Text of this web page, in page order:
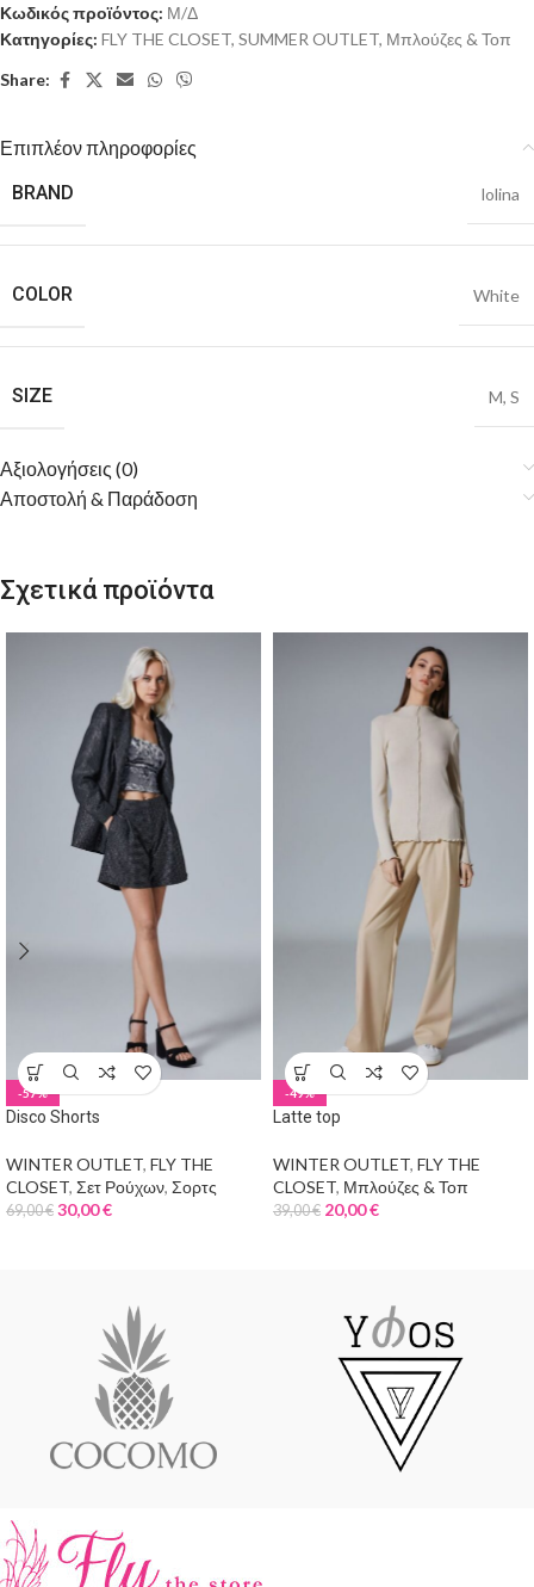
Κωδικός προϊόντος: Μ/Δ
Κατηγορίες: FLY THE CLOSET, SUMMER OUTLET, Μπλούζες & Τοπ
Share:
Επιπλέον πληροφορίες
BRAND
lolina
COLOR White
SIZE M, S
Αξιολογήσεις (0)
Αποστολή & Παράδοση
Σχετικά προϊόντα
-57%
Disco Shorts
WINTER OUTLET, FLY THE
CLOSET, Σετ Ρούχων, Σορτς
69,00€ 30,00€
-49%
Latte top
WINTER OUTLET, FLY THE
CLOSET, Μπλούζες & Τοπ
39,00€ 20,00€